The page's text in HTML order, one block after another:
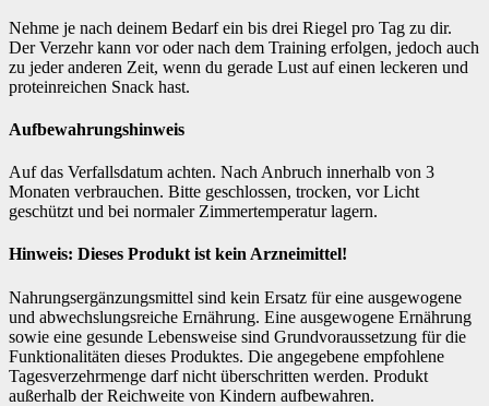
Nehme je nach deinem Bedarf ein bis drei Riegel pro Tag zu dir.
Der Verzehr kann vor oder nach dem Training erfolgen, jedoch auch
zu jeder anderen Zeit, wenn du gerade Lust auf einen leckeren und
proteinreichen Snack hast.
Aufbewahrungshinweis
Auf das Verfallsdatum achten. Nach Anbruch innerhalb von 3
Monaten verbrauchen. Bitte geschlossen, trocken, vor Licht
geschützt und bei normaler Zimmertemperatur lagern.
Hinweis: Dieses Produkt ist kein Arzneimittel!
Nahrungsergänzungsmittel sind kein Ersatz für eine ausgewogene
und abwechslungsreiche Ernährung. Eine ausgewogene Ernährung
sowie eine gesunde Lebensweise sind Grundvoraussetzung für die
Funktionalitäten dieses Produktes. Die angegebene empfohlene
Tagesverzehrmenge darf nicht überschritten werden. Produkt
außerhalb der Reichweite von Kindern aufbewahren.